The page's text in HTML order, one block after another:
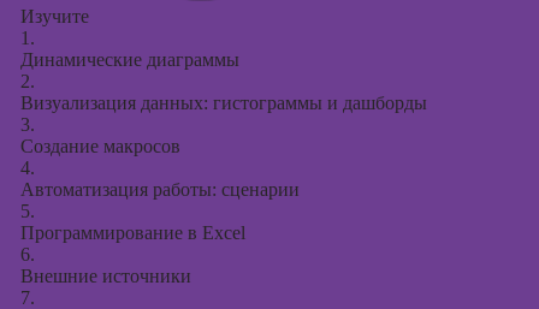
Изучите
1.
Динамические диаграммы
2.
Визуализация данных: гистограммы и дашборды
3.
Создание макросов
4.
Автоматизация работы: сценарии
5.
Программирование в Excel
6.
Внешние источники
7.